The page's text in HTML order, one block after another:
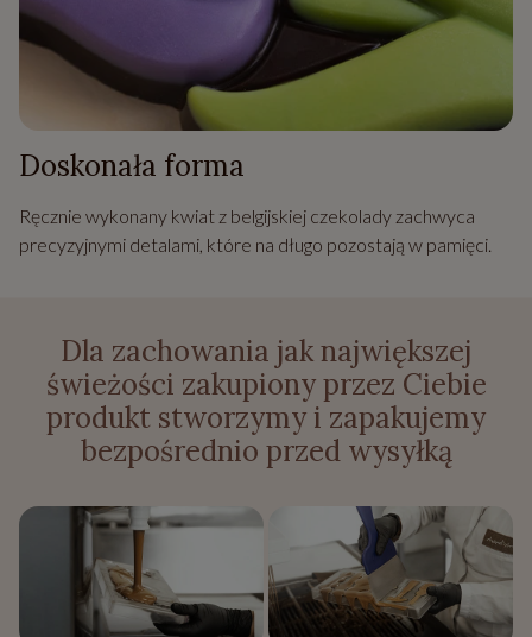
Doskonała forma
Ręcznie wykonany kwiat z belgijskiej czekolady zachwyca
precyzyjnymi detalami, które na długo pozostają w pamięci.
Dla zachowania jak największej
świeżości zakupiony przez Ciebie
produkt stworzymy i zapakujemy
bezpośrednio przed wysyłką